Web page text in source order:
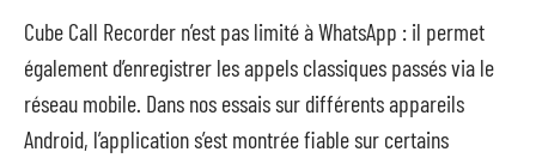
Cube Call Recorder n’est pas limité à WhatsApp : il permet
également d’enregistrer les appels classiques passés via le
réseau mobile. Dans nos essais sur différents appareils
Android, l’application s’est montrée fiable sur certains